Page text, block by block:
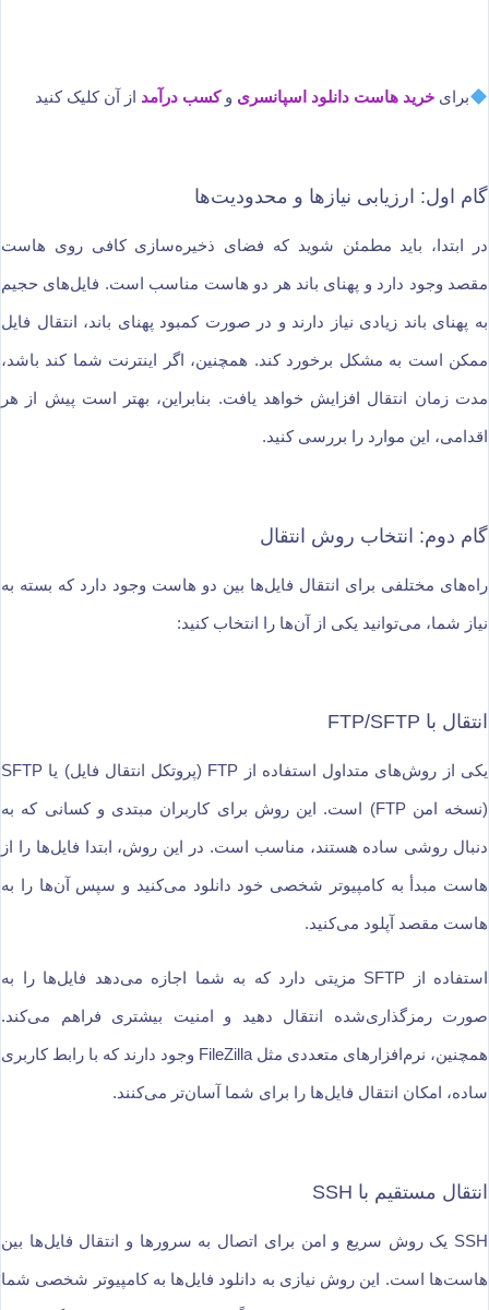
برایخرید هاست دانلود اسپانسری وکسب درآمد از آن کلیک کنید
گام اول: ارزیابی نیازها و محدودیت‌ها
در ابتدا، باید مطمئن شوید که فضای ذخیره‌سازی کافی روی هاست
مقصد وجود دارد و پهنای باند هر دو هاست مناسب است. فایل‌های حجیم
به پهنای باند زیادی نیاز دارند و در صورت کمبود پهنای باند، انتقال فایل
ممکن است به مشکل برخورد کند. همچنین، اگر اینترنت شما کند باشد،
مدت زمان انتقال افزایش خواهد یافت. بنابراین، بهتر است پیش از هر
اقدامی، این موارد را بررسی کنید.
گام دوم: انتخاب روش انتقال
راه‌های مختلفی برای انتقال فایل‌ها بین دو هاست وجود دارد که بسته به
نیاز شما، می‌توانید یکی از آن‌ها را انتخاب کنید:
انتقال با FTP/SFTP
یکی از روش‌های متداول استفاده از FTP (پروتکل انتقال فایل) یا SFTP
(نسخه امن FTP) است. این روش برای کاربران مبتدی و کسانی که به
دنبال روشی ساده هستند، مناسب است. در این روش، ابتدا فایل‌ها را از
هاست مبدأ به کامپیوتر شخصی خود دانلود می‌کنید و سپس آن‌ها را به
هاست مقصد آپلود می‌کنید.
استفاده از SFTP مزیتی دارد که به شما اجازه می‌دهد فایل‌ها را به
صورت رمزگذاری‌شده انتقال دهید و امنیت بیشتری فراهم می‌کند.
همچنین، نرم‌افزارهای متعددی مثل FileZilla وجود دارند که با رابط کاربری
ساده، امکان انتقال فایل‌ها را برای شما آسان‌تر می‌کنند.
انتقال مستقیم با SSH
SSH یک روش سریع و امن برای اتصال به سرورها و انتقال فایل‌ها بین
هاست‌ها است. این روش نیازی به دانلود فایل‌ها به کامپیوتر شخصی شما